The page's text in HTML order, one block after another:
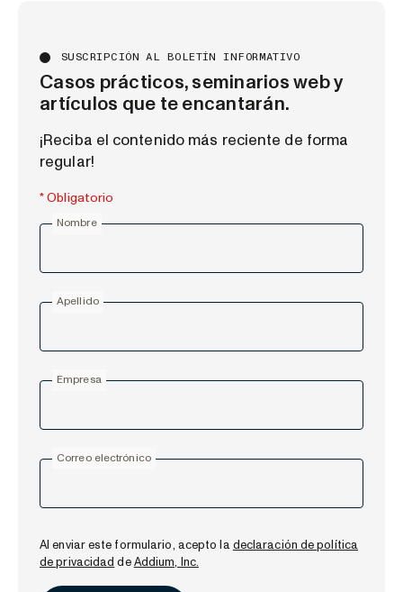
SUSCRIPCIÓN AL BOLETÍN INFORMATIVO
Casos prácticos, seminarios web y
artículos que te encantarán.
¡Reciba el contenido más reciente de forma
regular!
* Obligatorio
Nombre
Apellido
Empresa
Correo electrónico
Al enviar este formulario, acepto ladeclaración de política
de privacidad deAddium, Inc.